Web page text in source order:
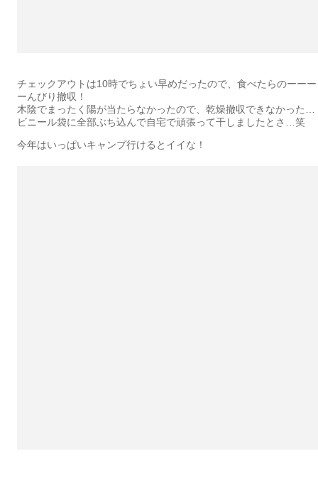
チェックアウトは10時でちょい早めだったので、食べたらのーーー
ーんびり撤収！
木陰でまったく陽が当たらなかったので、乾燥撤収できなかった…
ビニール袋に全部ぶち込んで自宅で頑張って干しましたとさ…笑
今年はいっぱいキャンプ行けるとイイな！